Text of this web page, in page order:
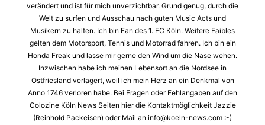
verändert und ist für mich unverzichtbar. Grund genug, durch die
Welt zu surfen und Ausschau nach guten Music Acts und
Musikern zu halten. Ich bin Fan des 1. FC Köln. Weitere Faibles
gelten dem Motorsport, Tennis und Motorrad fahren. Ich bin ein
Honda Freak und lasse mir gerne den Wind um die Nase wehen.
Inzwischen habe ich meinen Lebensort an die Nordsee in
Ostfriesland verlagert, weil ich mein Herz an ein Denkmal von
Anno 1746 verloren habe. Bei Fragen oder Fehlangaben auf den
Colozine Köln News Seiten hier die Kontaktmöglichkeit Jazzie
(Reinhold Packeisen) oder Mail an info@koeln-news.com :-)